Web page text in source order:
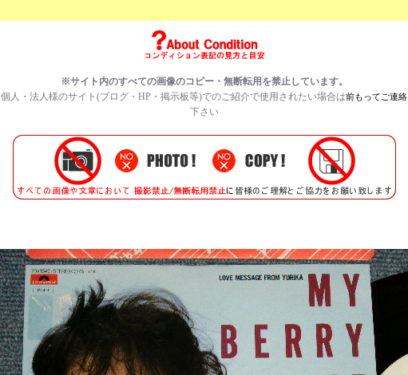
※サイト内のすべての画像のコピー・無断転用を禁止しています。
個人・法人様のサイト(ブログ・HP・掲示板等)でのご紹介で使用されたい場合は前もってご連絡
下さい